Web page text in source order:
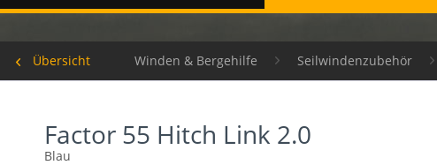
Übersicht Winden & Bergehilfe Seilwindenzubehör
Factor 55 Hitch Link 2.0
Blau